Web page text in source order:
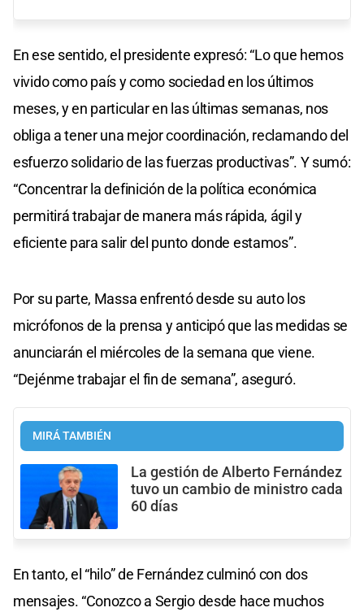
En ese sentido, el presidente expresó: “Lo que hemos
vivido como país y como sociedad en los últimos
meses, y en particular en las últimas semanas, nos
obliga a tener una mejor coordinación, reclamando del
esfuerzo solidario de las fuerzas productivas”. Y sumó:
“Concentrar la definición de la política económica
permitirá trabajar de manera más rápida, ágil y
eficiente para salir del punto donde estamos”.
Por su parte, Massa enfrentó desde su auto los
micrófonos de la prensa y anticipó que las medidas se
anunciarán el miércoles de la semana que viene.
“Dejénme trabajar el fin de semana”, aseguró.
MIRÁ TAMBIÉN
La gestión de Alberto Fernández
tuvo un cambio de ministro cada
60 días
En tanto, el “hilo” de Fernández culminó con dos
mensajes. “Conozco a Sergio desde hace muchos